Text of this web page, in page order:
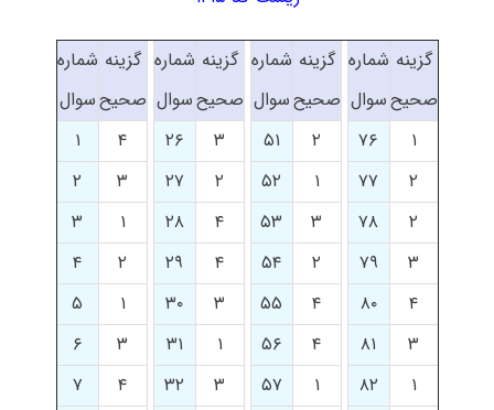
گزینه
صحیح
شماره
سوال
گزینه
صحیح
شماره
سوال
گزینه
صحیح
شماره
سوال
گزینه
صحیح
شماره
سوال
۱
۷۶ ۲ ۵۱ ۳ ۲۶ ۴
۱
۲
۷۷ ۱ ۵۲ ۲ ۲۷ ۳
۲
۲
۷۸ ۳ ۵۳ ۴ ۲۸ ۱
۳
۳
۷۹ ۲ ۵۴ ۴ ۲۹ ۲
۴
۴
۸۰ ۴ ۵۵ ۳ ۳۰ ۱
۵
۳
۸۱ ۴ ۵۶ ۱ ۳۱ ۳
۶
۱
۸۲ ۱ ۵۷ ۳ ۳۲ ۴
۷